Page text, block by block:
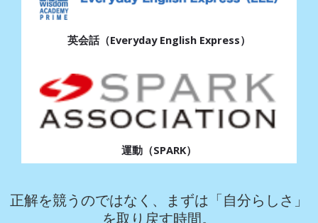
英会話（Everyday English Express）
運動（SPARK）
正解を競うのではなく、まずは 「自分らしさ」
を取り戻す時間。